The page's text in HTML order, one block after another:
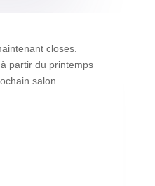
closes.
partir du printemps
salon.